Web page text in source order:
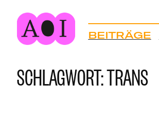
Zum
Inhalt
springen
BEITRÄGE
SCHLAGWORT:TRANS